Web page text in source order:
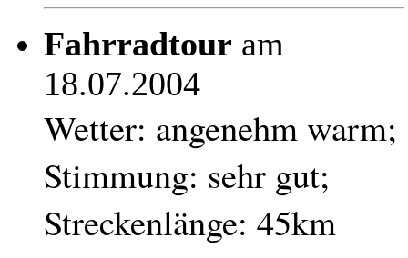
Fahrradtour am
18.07.2004
Wetter: angenehm warm;
Stimmung: sehr gut;
Streckenlänge: 45km